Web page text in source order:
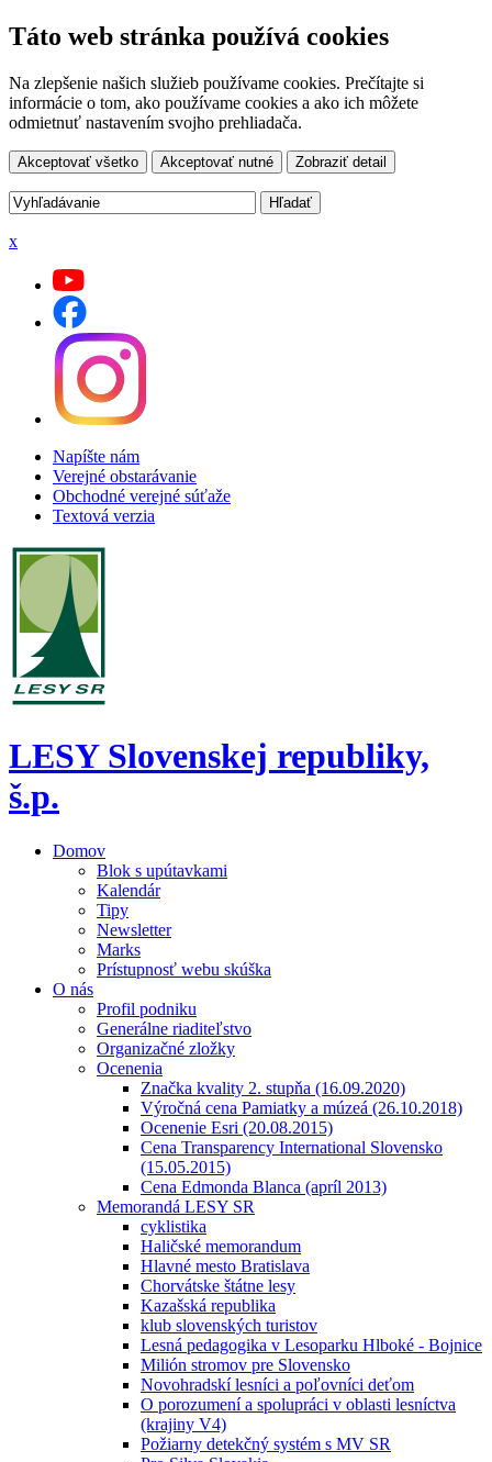
Táto web stránka používá cookies
Na zlepšenie našich služieb používame cookies. Prečítajte si
informácie o tom, ako používame cookies a ako ich môžete
odmietnuť nastavením svojho prehliadača.
Akceptovať všetko Akceptovať nutné Zobraziť detail
x
Napíšte nám
Verejné obstarávanie
Obchodné verejné súťaže
Textová verzia
LESY Slovenskej republiky,
š.p.
Domov
Blok s upútavkami
Kalendár
Tipy
Newsletter
Marks
Prístupnosť webu skúška
O nás
Profil podniku
Generálne riaditeľstvo
Organizačné zložky
Ocenenia
Značka kvality 2. stupňa (16.09.2020)
Výročná cena Pamiatky a múzeá (26.10.2018)
Ocenenie Esri (20.08.2015)
Cena Transparency International Slovensko
(15.05.2015)
Cena Edmonda Blanca (apríl 2013)
Memorandá LESY SR
cyklistika
Haličské memorandum
Hlavné mesto Bratislava
Chorvátske štátne lesy
Kazašská republika
klub slovenských turistov
Lesná pedagogika v Lesoparku Hlboké - Bojnice
Milión stromov pre Slovensko
Novohradskí lesníci a poľovníci deťom
O porozumení a spolupráci v oblasti lesníctva
(krajiny V4)
Požiarny detekčný systém s MV SR